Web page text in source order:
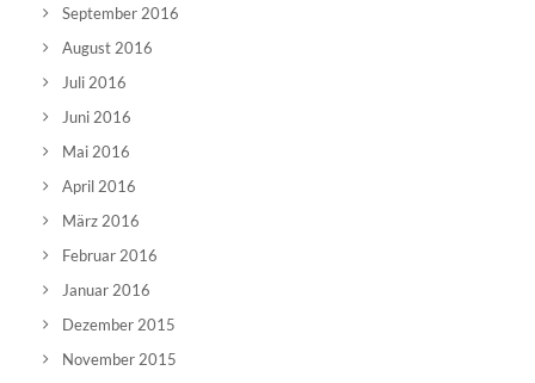
September 2016
August 2016
Juli 2016
Juni 2016
Mai 2016
April 2016
März 2016
Februar 2016
Januar 2016
Dezember 2015
November 2015